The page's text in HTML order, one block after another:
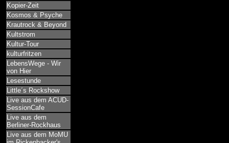
Kopier-Zeit
Kosmos & Psyche
Krautrock & Beyond
Kultstrom
Kultur-Tour
kulturfritzen
LebensWege - Wir
von Hier
Lesestunde
Little´s Rockshow
Live aus dem ACUD-
SessionCafe
Live aus dem
Berliner-Rockhaus
Live aus dem MoMU